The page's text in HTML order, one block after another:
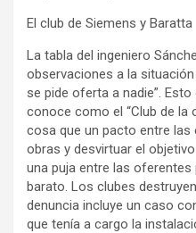
El club de Siemens y Baratta
La tabla del ingeniero
observaciones a la
se pide oferta a nadie”.
conoce como el “Club de la
cosa que un pacto entre las
obras y desvirtuar el
una puja entre las oferentes
barato. Los clubes
denuncia incluye un caso
que tenía a cargo la